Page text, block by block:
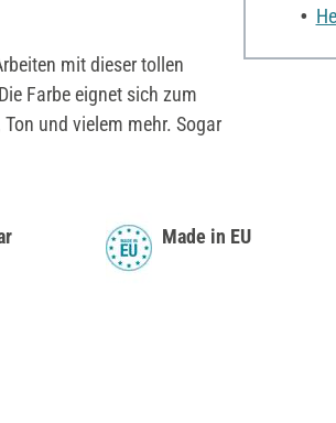
mit dieser tollen
Farbe eignet sich zum
und vielem mehr. Sogar
Made in EU